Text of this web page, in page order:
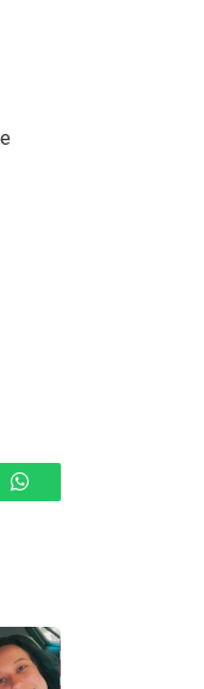
WhatsApp